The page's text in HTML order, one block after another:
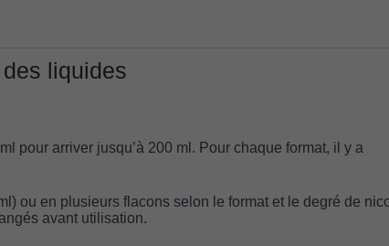
liquides
pour arriver jusqu’à 200 ml. Pour chaque format, il y a
ou en plusieurs flacons selon le format et le degré de
avant utilisation.